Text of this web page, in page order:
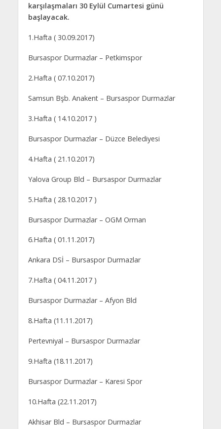
karşılaşmaları 30 Eylül Cumartesi günü
başlayacak.
1.Hafta ( 30.09.2017)
Bursaspor Durmazlar – Petkimspor
2.Hafta ( 07.10.2017)
Samsun Bşb. Anakent – Bursaspor Durmazlar
3.Hafta ( 14.10.2017 )
Bursaspor Durmazlar – Düzce Belediyesi
4.Hafta ( 21.10.2017)
Yalova Group Bld – Bursaspor Durmazlar
5.Hafta ( 28.10.2017 )
Bursaspor Durmazlar – OGM Orman
6.Hafta ( 01.11.2017)
Ankara DSİ – Bursaspor Durmazlar
7.Hafta ( 04.11.2017 )
Bursaspor Durmazlar – Afyon Bld
8.Hafta (11.11.2017)
Pertevniyal – Bursaspor Durmazlar
9.Hafta (18.11.2017)
Bursaspor Durmazlar – Karesi Spor
10.Hafta (22.11.2017)
Akhisar Bld – Bursaspor Durmazlar